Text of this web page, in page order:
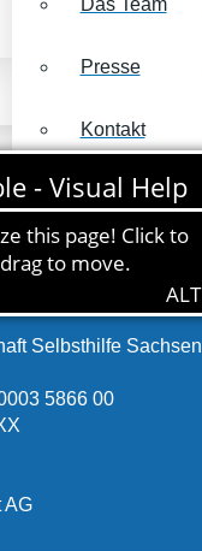
Das Team
Presse
Kontakt
Selbsthilfe Sachsen
5866 00
AG